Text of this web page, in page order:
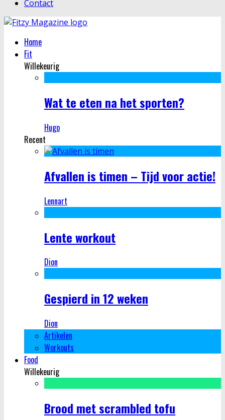
Contact
Home
Fit
Willekeurig
Wat te eten na het sporten?
Hugo
Recent
Afvallen is timen – Tijd voor actie!
Lennart
Lente workout
Dion
Gespierd in 12 weken
Dion
Artikelen
Workouts
Food
Willekeurig
Brood met scrambled tofu